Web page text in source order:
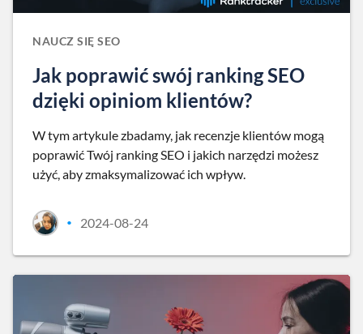
NAUCZ SIĘ SEO
Jak poprawić swój ranking SEO
dzięki opiniom klientów?
W tym artykule zbadamy, jak recenzje klientów mogą
poprawić Twój ranking SEO i jakich narzędzi możesz
użyć, aby zmaksymalizować ich wpływ.
• 2024-08-24